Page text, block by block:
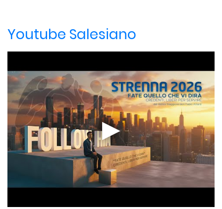
Youtube Salesiano